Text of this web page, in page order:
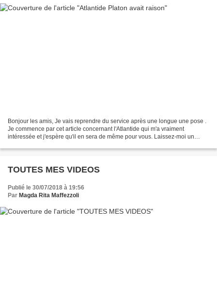
Bonjour les amis, Je vais reprendre du service après une longue une pose .
Je commence par cet article concernant l'Atlantide qui m'a vraiment
intéressée et j'espère qu'il en sera de même pour vous. Laissez-moi un
TOUTES MES VIDEOS
Publié le 30/07/2018 à 19:56
Par Magda Rita Maffezzoli